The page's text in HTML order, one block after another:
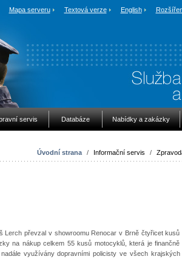
Mapa serveru Textová verze English
servis Databáze Nabídky a zakázky
Úvodní strana / Informační servis /
Lerch převzal v showroomu Renocar v Brně čtyřicet kusů
na nákup celkem 55 kusů motocyklů, která je finančně
využívány dopravními policisty ve všech krajských